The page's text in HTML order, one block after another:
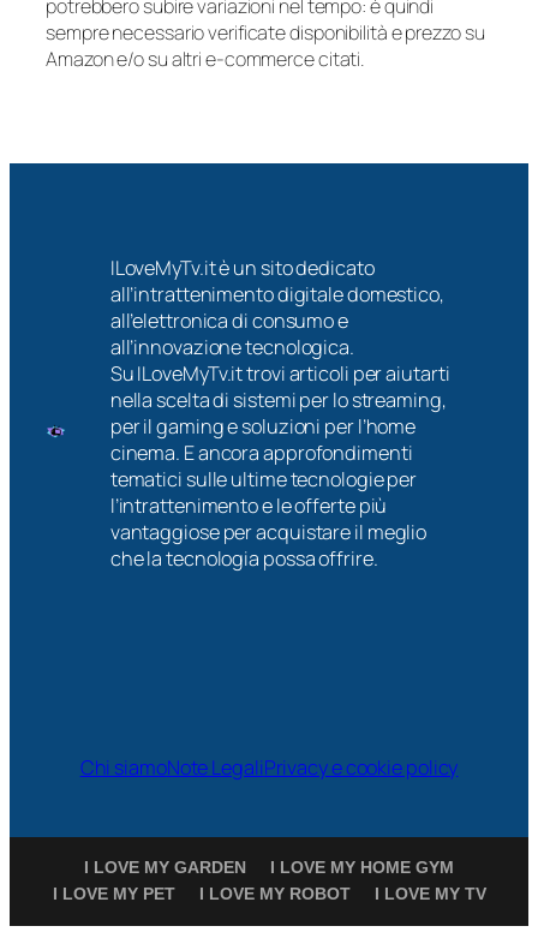
potrebbero subire variazioni nel tempo: è quindi
sempre necessario verificate disponibilità e prezzo su
Amazon e/o su altri e-commerce citati.
ILoveMyTv.it è un sito dedicato
all’intrattenimento digitale domestico,
all’elettronica di consumo e
all’innovazione tecnologica.
Su ILoveMyTv.it trovi articoli per aiutarti
nella scelta di sistemi per lo streaming,
per il gaming e soluzioni per l’home
cinema. E ancora approfondimenti
tematici sulle ultime tecnologie per
l’intrattenimento e le offerte più
vantaggiose per acquistare il meglio
che la tecnologia possa offrire.
Chi siamoNote LegaliPrivacy e cookie policy
I LOVE MY GARDEN
I LOVE MY HOME GYM
I LOVE MY PET
I LOVE MY ROBOT I LOVE MY TV